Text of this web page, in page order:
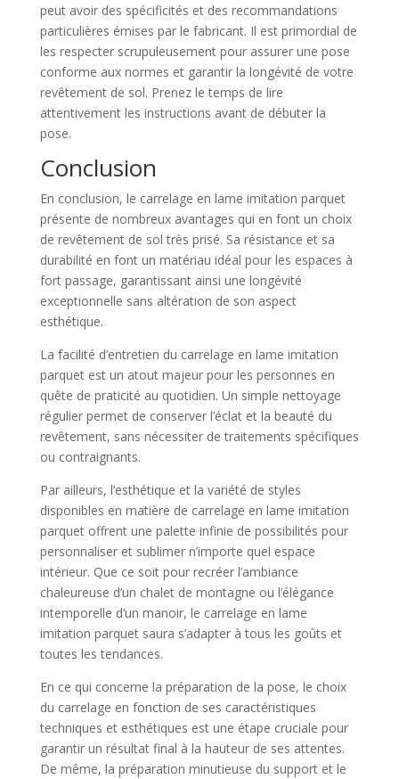
peut avoir des spécificités et des recommandations
particulières émises par le fabricant. Il est primordial de
les respecter scrupuleusement pour assurer une pose
conforme aux normes et garantir la longévité de votre
revêtement de sol. Prenez le temps de lire
attentivement les instructions avant de débuter la
pose.
Conclusion
En conclusion, le carrelage en lame imitation parquet
présente de nombreux avantages qui en font un choix
de revêtement de sol très prisé. Sa résistance et sa
durabilité en font un matériau idéal pour les espaces à
fort passage, garantissant ainsi une longévité
exceptionnelle sans altération de son aspect
esthétique.
La facilité d’entretien du carrelage en lame imitation
parquet est un atout majeur pour les personnes en
quête de praticité au quotidien. Un simple nettoyage
régulier permet de conserver l’éclat et la beauté du
revêtement, sans nécessiter de traitements spécifiques
ou contraignants.
Par ailleurs, l’esthétique et la variété de styles
disponibles en matière de carrelage en lame imitation
parquet offrent une palette infinie de possibilités pour
personnaliser et sublimer n’importe quel espace
intérieur. Que ce soit pour recréer l’ambiance
chaleureuse d’un chalet de montagne ou l’élégance
intemporelle d’un manoir, le carrelage en lame
imitation parquet saura s’adapter à tous les goûts et
toutes les tendances.
En ce qui concerne la préparation de la pose, le choix
du carrelage en fonction de ses caractéristiques
techniques et esthétiques est une étape cruciale pour
garantir un résultat final à la hauteur de ses attentes.
De même, la préparation minutieuse du support et le